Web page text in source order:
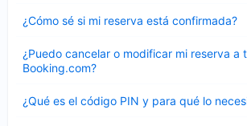
¿Cómo sé si mi reserva está confirmada?
cerrado
¿Puedo cancelar o modificar mi reserva a
Booking.com?
cerrado
¿Qué es el código PIN y para qué lo
cerrado